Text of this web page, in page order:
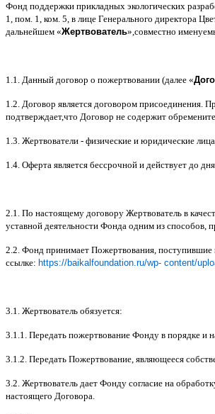
Фонд поддержки прикладных экологических
1, пом. 1, ком. 5, в лице Генерального директора
дальнейшем «Жертвователь»,совместно
1.1. Данный договор о пожертвовании (далее «
1.2. Договор является договором присоединения.
подтверждает,что Договор не содержит
1.3. Жертвователи - физические и юридические лица
1.4. Оферта является бессрочной и действует до дня
2.1. По настоящему договору Жертвователь в
уставной деятельности Фонда одним из способов,
2.2. Фонд принимает Пожертвования, поступившие
ссылке: https://baikalfoundation.ru/wp- content/
3.1. Жертвователь обязуется:
3.1.1. Передать пожертвование Фонду в порядке и
3.1.2. Передать Пожертвование, являющееся
3.2. Жертвователь дает Фонду согласие на
настоящего Договора.